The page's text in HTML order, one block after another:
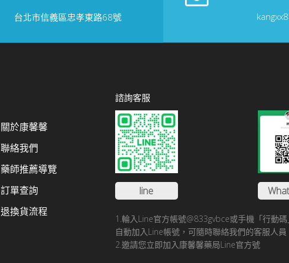
台北市信義區忠孝東路68號
關於康馨馨
聯絡我們
藥師推薦導覽
訂單查詢
退換貨流程
諮詢客服
line
1.輪入Line官方帳號@833gvbce或手機「行動
自動加入Line帳號，可隨時聯絡我們的客服人員
2.邀請您立即加入康馨馨藥局Line官方號